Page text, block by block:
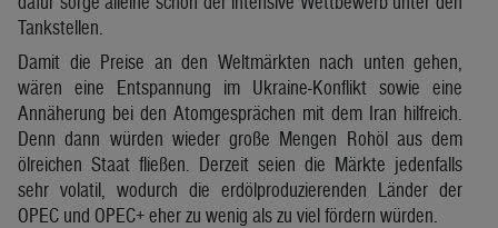
Tankstellen.
Damit die Preise an den Weltmärkten nach unten gehen,
wären eine Entspannung im Ukraine-Konflikt sowie eine
Annäherung bei den Atomgesprächen mit dem Iran hilfreich.
Denn dann würden wieder große Mengen Rohöl aus dem
ölreichen Staat fließen. Derzeit seien die Märkte jedenfalls
sehr volatil, wodurch die erdölproduzierenden Länder der
OPEC und OPEC+ eher zu wenig als zu viel fördern würden.